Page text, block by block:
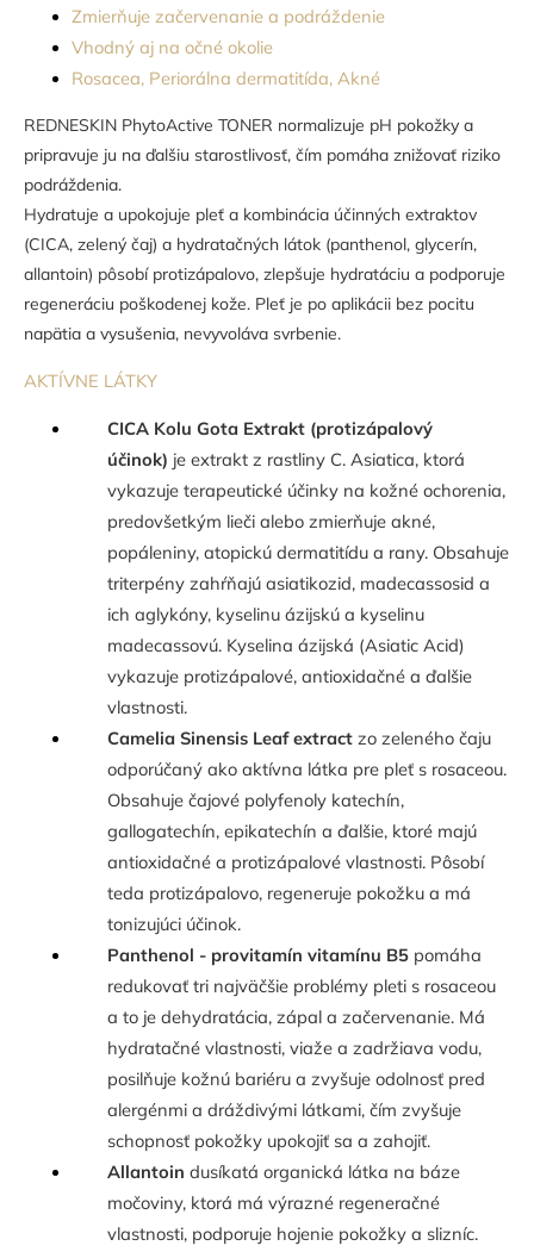
Zmierňuje začervenanie a podráždenie
Vhodný aj na očné okolie
Rosacea, Periorálna dermatitída, Akné
REDNESKIN PhytoActive TONER normalizuje pH pokožky a
pripravuje ju na ďalšiu starostlivosť, čím pomáha znižovať riziko
podráždenia.
Hydratuje a upokojuje pleť a kombinácia účinných extraktov
(CICA, zelený čaj) a hydratačných látok (panthenol, glycerín,
allantoin) pôsobí protizápalovo, zlepšuje hydratáciu a podporuje
regeneráciu poškodenej kože. Pleť je po aplikácii bez pocitu
napätia a vysušenia, nevyvoláva svrbenie.
AKTÍVNE LÁTKY
CICA Kolu Gota Extrakt (protizápalový
účinok) je extrakt z rastliny C. Asiatica, ktorá
vykazuje terapeutické účinky na kožné ochorenia,
predovšetkým lieči alebo zmierňuje akné,
popáleniny, atopickú dermatitídu a rany. Obsahuje
triterpény zahŕňajú asiatikozid, madecassosid a
ich aglykóny, kyselinu ázijskú a kyselinu
madecassovú. Kyselina ázijská (Asiatic Acid)
vykazuje protizápalové, antioxidačné a ďalšie
vlastnosti.
Camelia Sinensis Leaf extract zo zeleného čaju
odporúčaný ako aktívna látka pre pleť s rosaceou.
Obsahuje čajové polyfenoly katechín,
gallogatechín, epikatechín a ďalšie, ktoré majú
antioxidačné a protizápalové vlastnosti. Pôsobí
teda protizápalovo, regeneruje pokožku a má
tonizujúci účinok.
Panthenol - provitamín vitamínu B5 pomáha
redukovať tri najväčšie problémy pleti s rosaceou
a to je dehydratácia, zápal a začervenanie. Má
hydratačné vlastnosti, viaže a zadržiava vodu,
posilňuje kožnú bariéru a zvyšuje odolnosť pred
alergénmi a dráždivými látkami, čím zvyšuje
schopnosť pokožky upokojiť sa a zahojiť.
Allantoin dusíkatá organická látka na báze
močoviny, ktorá má výrazné regeneračné
vlastnosti, podporuje hojenie pokožky a slizníc.